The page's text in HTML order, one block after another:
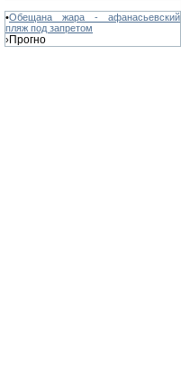
•Обещана жара - афанасьевский
пляж под запретом
›Прогно